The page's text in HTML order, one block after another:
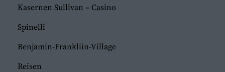
Kasernen Sullivan – Casino
Spinelli
Benjamin-Frankliin-Village
Reisen